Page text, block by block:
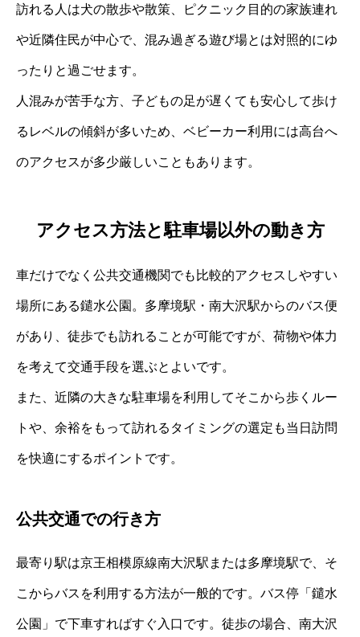
訪れる人は犬の散歩や散策、ピクニック目的の家族連れ
や近隣住民が中心で、混み過ぎる遊び場とは対照的にゆ
ったりと過ごせます。
人混みが苦手な方、子どもの足が遅くても安心して歩け
るレベルの傾斜が多いため、ベビーカー利用には高台へ
のアクセスが多少厳しいこともあります。
アクセス方法と駐車場以外の動き方
車だけでなく公共交通機関でも比較的アクセスしやすい
場所にある鑓水公園。多摩境駅・南大沢駅からのバス便
があり、徒歩でも訪れることが可能ですが、荷物や体力
を考えて交通手段を選ぶとよいです。
また、近隣の大きな駐車場を利用してそこから歩くルー
トや、余裕をもって訪れるタイミングの選定も当日訪問
を快適にするポイントです。
公共交通での行き方
最寄り駅は京王相模原線南大沢駅または多摩境駅で、そ
こからバスを利用する方法が一般的です。バス停「鑓水
公園」で下車すればすぐ入口です。徒歩の場合、南大沢